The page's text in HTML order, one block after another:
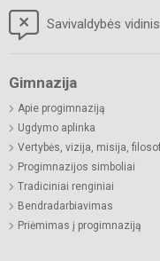
Savivaldybės
Gimnazija
Apie progimnaziją
Ugdymo aplinka
Vertybės, vizija, misija,
Progimnazijos simboliai
Tradiciniai renginiai
Bendradarbiavimas
Priėmimas į progimnaziją